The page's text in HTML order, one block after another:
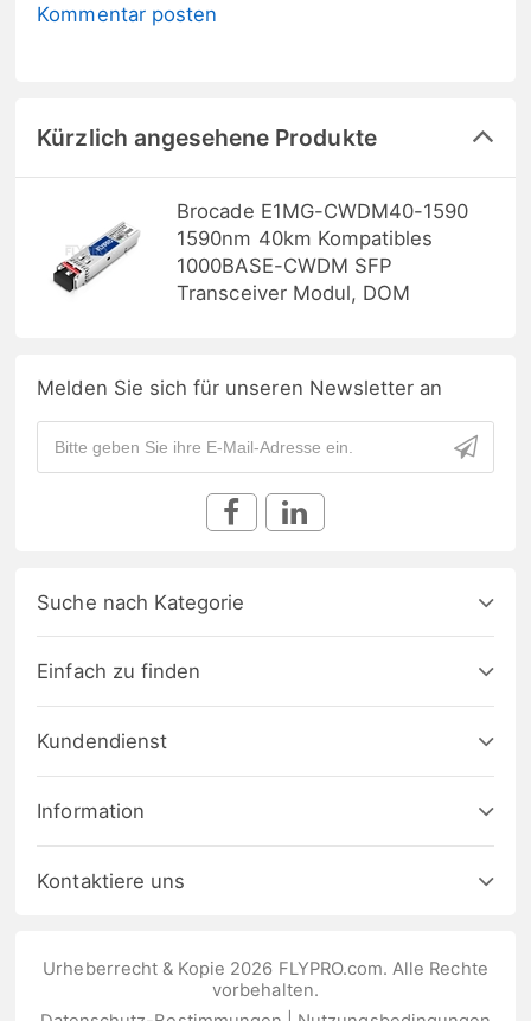
Kommentar posten
Kürzlich angesehene Produkte
Brocade E1MG-CWDM40-1590
1590nm 40km Kompatibles
1000BASE-CWDM SFP
Transceiver Modul, DOM
Melden Sie sich für unseren Newsletter an
Suche nach Kategorie
Einfach zu finden
Kundendienst
Information
Kontaktiere uns
Urheberrecht & Kopie 2026 FLYPRO.com. Alle Rechte
vorbehalten.